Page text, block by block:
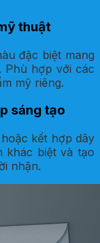
thuật
đặc biệt mang
Phù hợp với các
mỹ riêng.
sáng tạo
kết hợp dây
khác biệt và tạo
nhận.